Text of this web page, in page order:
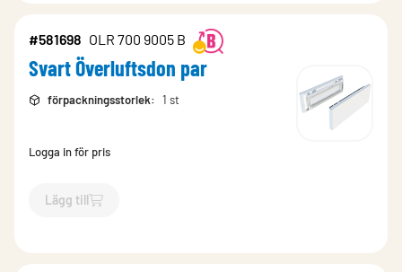
#581698 OLR 700 9005 B
Svart Överluftsdon par
förpackningsstorlek: 1 st
Logga in för pris
Lägg till
`$Lägg till